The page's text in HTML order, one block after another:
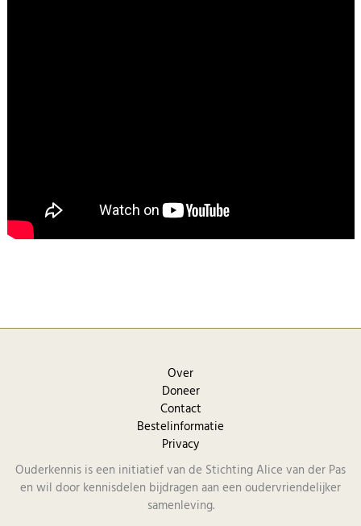
Over
Doneer
Contact
Bestelinformatie
Privacy
Ouderkennis is een initiatief van de Stichting Alice van der Pas
en wil door kennisdelen bijdragen aan een oudervriendelijker
samenleving.